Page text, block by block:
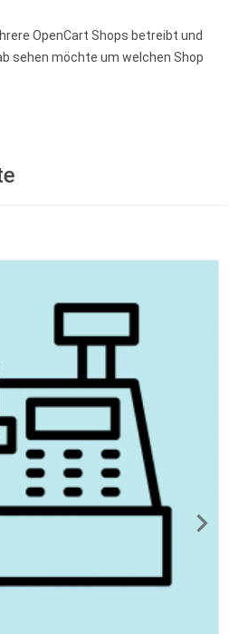
OpenCart Shops betreibt und
sehen möchte um welchen Shop